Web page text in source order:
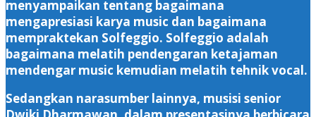
menyampaikan tentang bagaimana
mengapresiasi karya music dan bagaimana
mempraktekan Solfeggio. Solfeggio adalah
bagaimana melatih pendengaran ketajaman
mendengar music kemudian melatih tehnik vocal.
Sedangkan narasumber lainnya, musisi senior